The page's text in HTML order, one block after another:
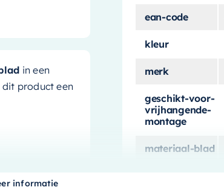
in een
product een
taupe
ean-code
kleur
merk
geschikt-voor-
vrijhangende-
montage
materiaal-blad
informatie